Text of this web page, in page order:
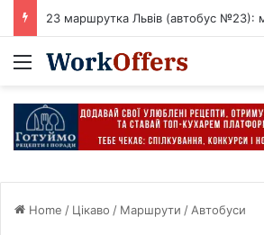
Menu
Home / Цікаво / Маршрути / Автобуси